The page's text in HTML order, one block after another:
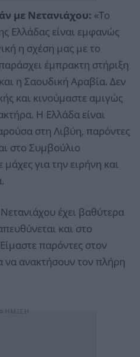
με Νετανιάχου: «Το
Ελλάδας είναι εμφανώς
η σχέση μας με το
έμπρακτη στήριξη
η Σαουδική Αραβία. Δεν
και κινούμαστε αμιγώς
Η Ελλάδα είναι
στη Λιβύη, παρόντες
στο Συμβούλιο
για την ειρήνη και
έχει βαθύτερα
και στο
παρόντες στον
να ανακτήσουν τον πλήρη